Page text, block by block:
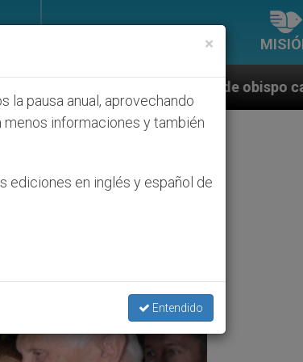
ante caso de obispo católico desaparecido
×
la pausa anual, aprovechando
informaciones y también
ediciones en inglés y español de
Entendido